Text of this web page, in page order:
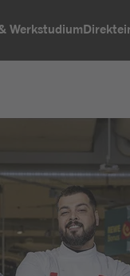
Werkstudium